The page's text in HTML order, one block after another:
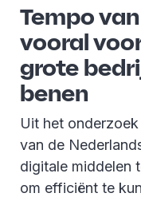
Tempo
vooral
grote
benen
Uit het
van de
digitale middelen
om efficiënt te